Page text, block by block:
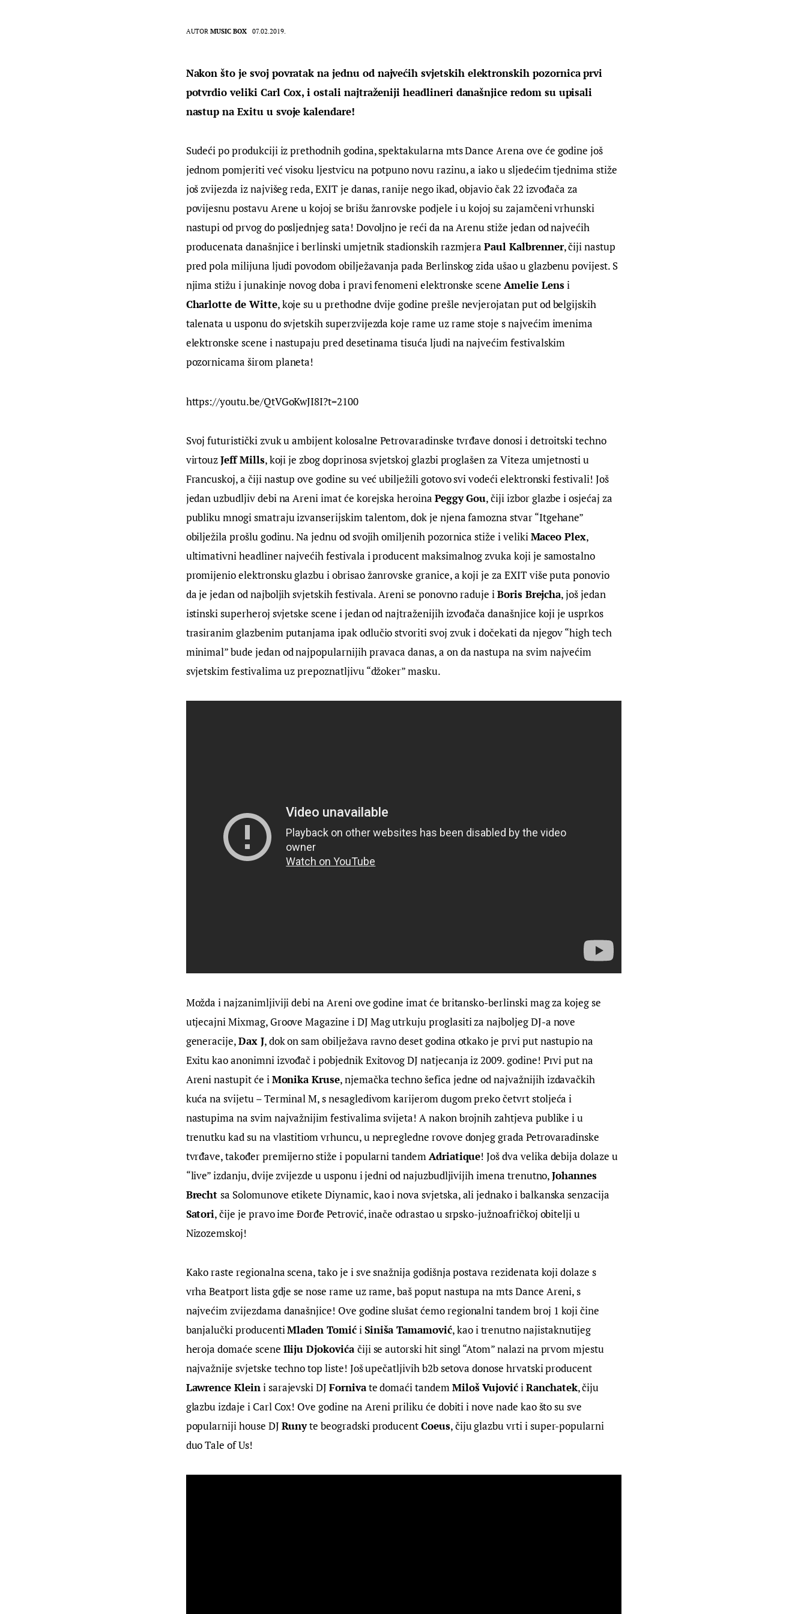
AUTOR MUSIC BOX 07.02.2019.
Nakon što je svoj povratak na jednu od najvećih svjetskih elektronskih pozornica prvi
potvrdio veliki Carl Cox, i ostali najtraženiji headlineri današnjice redom su upisali
nastup na Exitu u svoje kalendare!
Sudeći po produkciji iz prethodnih godina, spektakularna mts Dance Arena ove će godine još
jednom pomjeriti već visoku ljestvicu na potpuno novu razinu, a iako u sljedećim tjednima stiže
još zvijezda iz najvišeg reda, EXIT je danas, ranije nego ikad, objavio čak 22 izvođača za
povijesnu postavu Arene u kojoj se brišu žanrovske podjele i u kojoj su zajamčeni vrhunski
nastupi od prvog do posljednjeg sata! Dovoljno je reći da na Arenu stiže jedan od najvećih
producenata današnjice i berlinski umjetnik stadionskih razmjera Paul Kalbrenner, čiji nastup
pred pola milijuna ljudi povodom obilježavanja pada Berlinskog zida ušao u glazbenu povijest. S
njima stižu i junakinje novog doba i pravi fenomeni elektronske scene Amelie Lens i
Charlotte de Witte, koje su u prethodne dvije godine prešle nevjerojatan put od belgijskih
talenata u usponu do svjetskih superzvijezda koje rame uz rame stoje s najvećim imenima
elektronske scene i nastupaju pred desetinama tisuća ljudi na najvećim festivalskim
pozornicama širom planeta!
https://youtu.be/QtVGoKwJI8I?t=2100
Svoj futuristički zvuk u ambijent kolosalne Petrovaradinske tvrđave donosi i detroitski techno
virtouz Jeff Mills, koji je zbog doprinosa svjetskoj glazbi proglašen za Viteza umjetnosti u
Francuskoj, a čiji nastup ove godine su već ubilježili gotovo svi vodeći elektronski festivali! Još
jedan uzbudljiv debi na Areni imat će korejska heroina Peggy Gou, čiji izbor glazbe i osjećaj za
publiku mnogi smatraju izvanserijskim talentom, dok je njena famozna stvar “Itgehane”
obilježila prošlu godinu. Na jednu od svojih omiljenih pozornica stiže i veliki Maceo Plex,
ultimativni headliner najvećih festivala i producent maksimalnog zvuka koji je samostalno
promijenio elektronsku glazbu i obrisao žanrovske granice, a koji je za EXIT više puta ponovio
da je jedan od najboljih svjetskih festivala. Areni se ponovno raduje i Boris Brejcha, još jedan
istinski superheroj svjetske scene i jedan od najtraženijih izvođača današnjice koji je usprkos
trasiranim glazbenim putanjama ipak odlučio stvoriti svoj zvuk i dočekati da njegov “high tech
minimal” bude jedan od najpopularnijih pravaca danas, a on da nastupa na svim najvećim
svjetskim festivalima uz prepoznatljivu “džoker” masku.
Možda i najzanimljiviji debi na Areni ove godine imat će britansko-berlinski mag za kojeg se
utjecajni Mixmag, Groove Magazine i DJ Mag utrkuju proglasiti za najboljeg DJ-a nove
generacije, Dax J, dok on sam obilježava ravno deset godina otkako je prvi put nastupio na
Exitu kao anonimni izvođač i pobjednik Exitovog DJ natjecanja iz 2009. godine! Prvi put na
Areni nastupit će i Monika Kruse, njemačka techno šefica jedne od najvažnijih izdavačkih
kuća na svijetu – Terminal M, s nesagledivom karijerom dugom preko četvrt stoljeća i
nastupima na svim najvažnijim festivalima svijeta! A nakon brojnih zahtjeva publike i u
trenutku kad su na vlastitiom vrhuncu, u nepregledne rovove donjeg grada Petrovaradinske
tvrđave, također premijerno stiže i popularni tandem Adriatique! Još dva velika debija dolaze u
“live” izdanju, dvije zvijezde u usponu i jedni od najuzbudljivijih imena trenutno, Johannes
Brecht sa Solomunove etikete Diynamic, kao i nova svjetska, ali jednako i balkanska senzacija
Satori, čije je pravo ime Đorđe Petrović, inače odrastao u srpsko-južnoafričkoj obitelji u
Nizozemskoj!
Kako raste regionalna scena, tako je i sve snažnija godišnja postava rezidenata koji dolaze s
vrha Beatport lista gdje se nose rame uz rame, baš poput nastupa na mts Dance Areni, s
najvećim zvijezdama današnjice! Ove godine slušat ćemo regionalni tandem broj 1 koji čine
banjalučki producenti Mladen Tomić i Siniša Tamamović, kao i trenutno najistaknutijeg
heroja domaće scene Iliju Djokovića čiji se autorski hit singl “Atom” nalazi na prvom mjestu
najvažnije svjetske techno top liste! Još upečatljivih b2b setova donose hrvatski producent
Lawrence Klein i sarajevski DJ Forniva te domaći tandem Miloš Vujović i Ranchatek, čiju
glazbu izdaje i Carl Cox! Ove godine na Areni priliku će dobiti i nove nade kao što su sve
popularniji house DJ Runy te beogradski producent Coeus, čiju glazbu vrti i super-popularni
duo Tale of Us!